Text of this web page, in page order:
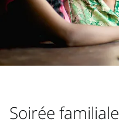
Soirée familiale